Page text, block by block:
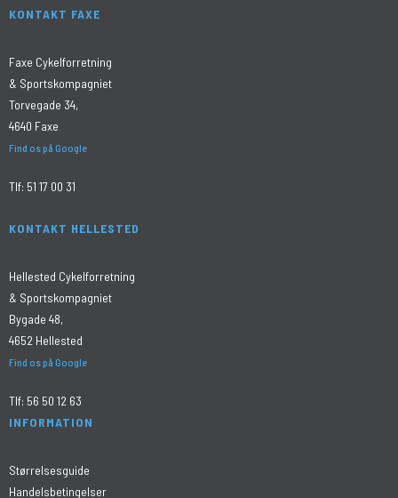
KONTAKT FAXE
Faxe Cykelforretning
& Sportskompagniet
Torvegade 34,
4640 Faxe
Find os på Google
Tlf: 51 17 00 31
KONTAKT HELLESTED
Hellested Cykelforretning
& Sportskompagniet
Bygade 48,
4652 Hellested
Find os på Google
Tlf: 56 50 12 63
INFORMATION
Størrelsesguide
Handelsbetingelser